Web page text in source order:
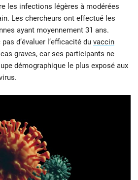
les infections légères à modérées
Les chercheurs ont effectué les
ayant moyennement 31 ans.
d’évaluer l’efficacité du vaccin
graves, car ses participants ne
démographique le plus exposé aux